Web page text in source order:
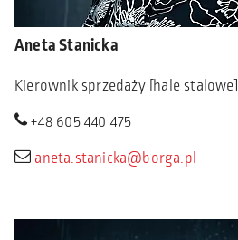
Aneta Stanicka
Kierownik sprzedaży [hale stalowe]
+48 605 440 475
aneta.stanicka@borga.pl